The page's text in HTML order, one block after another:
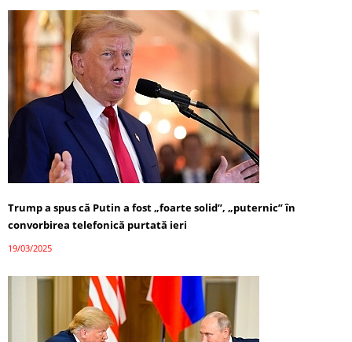
Trump a spus că Putin a fost „foarte solid”, „puternic” în
convorbirea telefonică purtată ieri
19/03/2025